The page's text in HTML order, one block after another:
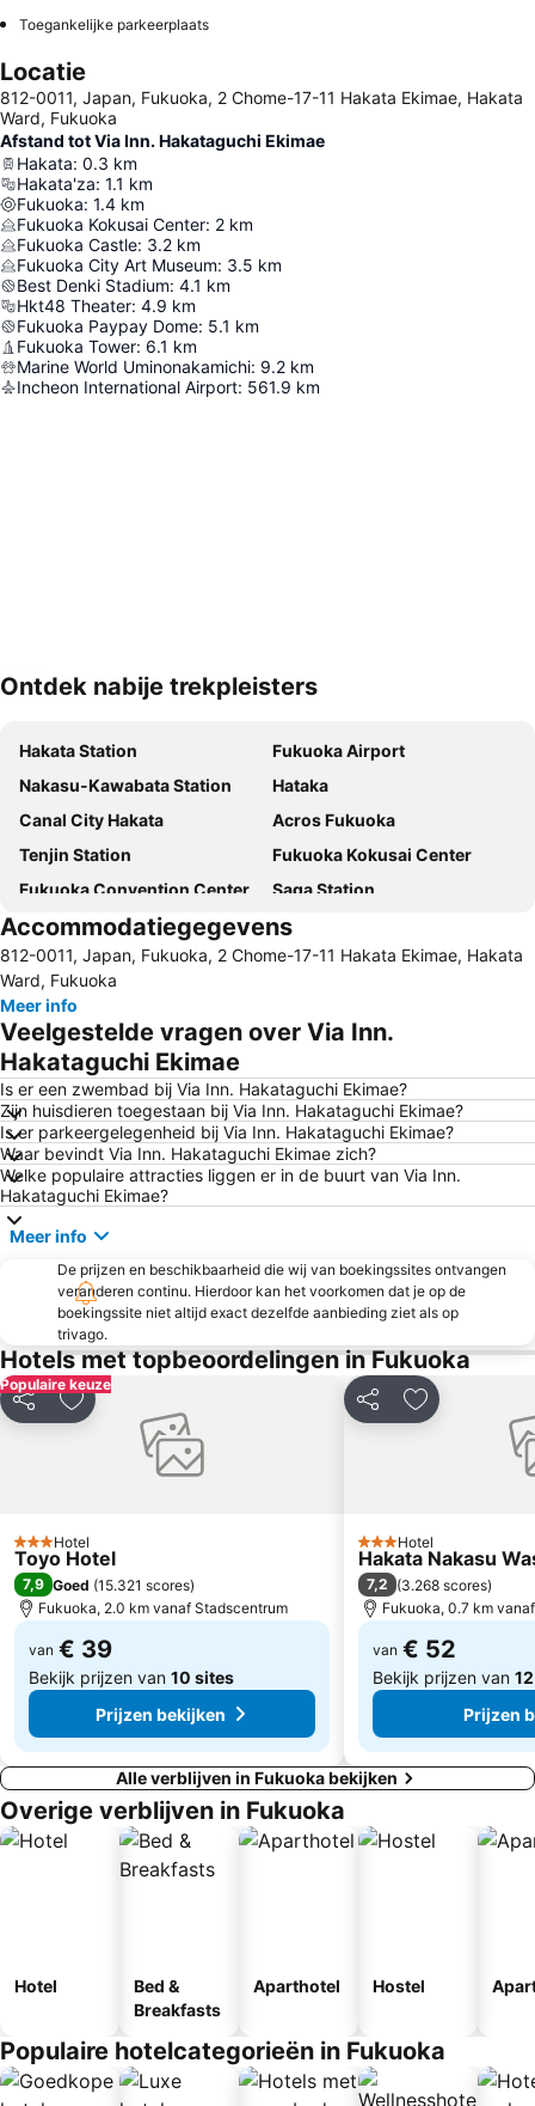
Toegankelijke parkeerplaats
Locatie
812-0011, Japan, Fukuoka, 2 Chome-17-11 Hakata Ekimae, Hakata
Ward, Fukuoka
Afstand tot Via Inn. Hakataguchi Ekimae
Hakata: 0.3 km
Hakata'za: 1.1 km
Fukuoka: 1.4 km
Fukuoka Kokusai Center: 2 km
Fukuoka Castle: 3.2 km
Fukuoka City Art Museum: 3.5 km
Best Denki Stadium: 4.1 km
Hkt48 Theater: 4.9 km
Fukuoka Paypay Dome: 5.1 km
Fukuoka Tower: 6.1 km
Marine World Uminonakamichi: 9.2 km
Incheon International Airport: 561.9 km
Kaart uitvouwen
Ontdek nabije trekpleisters
Hakata Station
Fukuoka Airport
Nakasu-Kawabata Station
Hataka
Canal City Hakata
Acros Fukuoka
Tenjin Station
Fukuoka Kokusai Center
Fukuoka Convention Center
Saga Station
Nishitetsu Fukuoka (Tenjin) Station
Yakuin Station
Meinohama Station
Sakurai Futamigaura
Kurume Station
Accommodatiegegevens
812-0011, Japan, Fukuoka, 2 Chome-17-11 Hakata Ekimae, Hakata
Ward, Fukuoka
Meer info
Veelgestelde vragen over Via Inn.
Hakataguchi Ekimae
Is er een zwembad bij Via Inn. Hakataguchi Ekimae?
Zijn huisdieren toegestaan bij Via Inn. Hakataguchi Ekimae?
Is er parkeergelegenheid bij Via Inn. Hakataguchi Ekimae?
Waar bevindt Via Inn. Hakataguchi Ekimae zich?
Welke populaire attracties liggen er in de buurt van Via Inn.
Hakataguchi Ekimae?
Meer info
De prijzen en beschikbaarheid die wij van boekingssites ontvangen
veranderen continu. Hierdoor kan het voorkomen dat je op de
boekingssite niet altijd exact dezelfde aanbieding ziet als op
trivago.
Hotels met topbeoordelingen in Fukuoka
Populaire keuze
Delen Toevoegen aan favorieten
3 Sterren
Hotel
Toyo Hotel
7,9 Goed (15.321 scores)
Fukuoka, 2.0 km vanaf Stadscentrum
van € 39
Bekijk prijzen van 10 sites
Prijzen bekijken
Delen Toevoegen
3 Sterren
Hotel
Hakata Nakasu
7,2 (3.268 scores)
Fukuoka, 0.7 km
van € 52
Bekijk prijzen van
Prijzen
Alle verblijven in Fukuoka bekijken
Overige verblijven in Fukuoka
Hotel
Bed &
Breakfasts
Aparthotel Hostel
Populaire hotelcategorieën in Fukuoka